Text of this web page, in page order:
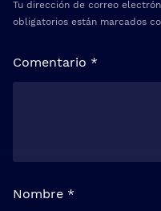
Tu dirección de correo
obligatorios están marcados
Comentario *
Nombre *